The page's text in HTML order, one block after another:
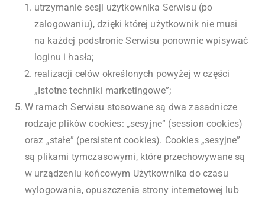
utrzymanie sesji użytkownika Serwisu (po
zalogowaniu), dzięki której użytkownik nie musi
na każdej podstronie Serwisu ponownie wpisywać
loginu i hasła;
realizacji celów określonych powyżej w części
„Istotne techniki marketingowe”;
W ramach Serwisu stosowane są dwa zasadnicze
rodzaje plików cookies: „sesyjne” (session cookies)
oraz „stałe” (persistent cookies). Cookies „sesyjne”
są plikami tymczasowymi, które przechowywane są
w urządzeniu końcowym Użytkownika do czasu
wylogowania, opuszczenia strony internetowej lub